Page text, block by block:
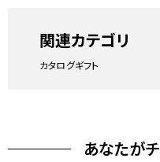
関連カテゴリ
カタログギフト
あなたが